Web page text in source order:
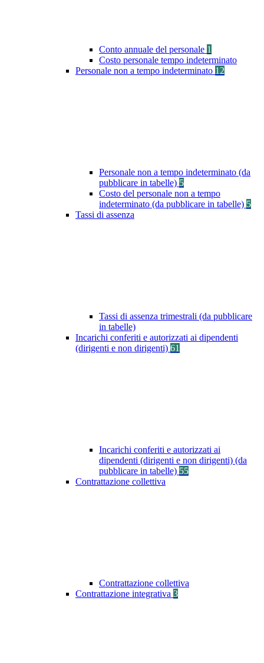
Conto annuale del personale 1
Costo personale tempo indeterminato
Personale non a tempo indeterminato 12
Personale non a tempo indeterminato (da
pubblicare in tabelle) 5
Costo del personale non a tempo
indeterminato (da pubblicare in tabelle) 5
Tassi di assenza
Tassi di assenza trimestrali (da pubblicare
in tabelle)
Incarichi conferiti e autorizzati ai dipendenti
(dirigenti e non dirigenti) 61
Incarichi conferiti e autorizzati ai
dipendenti (dirigenti e non dirigenti) (da
pubblicare in tabelle) 55
Contrattazione collettiva
Contrattazione collettiva
Contrattazione integrativa 3